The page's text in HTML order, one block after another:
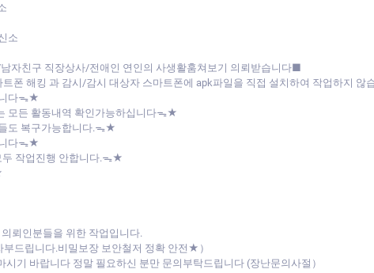
소
친구 직장상사/전애인 연인의 사생활훔쳐보기 의뢰받습니다■
폰 해킹 과 감시/감시 대상자 스마트폰에 apk파일을 직접 설치하여 작업하지
니다ᯓ★
모든 활동내역 확인가능하십니다ᯓ★
도 복구가능합니다.ᯓ★
니다ᯓ★
두 작업진행 안합니다.ᯓ★
뢰인분들을 위한 작업입니다.
드립니다.비밀보장 보안철저 정확 안전★）
기 바랍니다 정말 필요하신 분만 문의부탁드립니다 (장난문의사절）